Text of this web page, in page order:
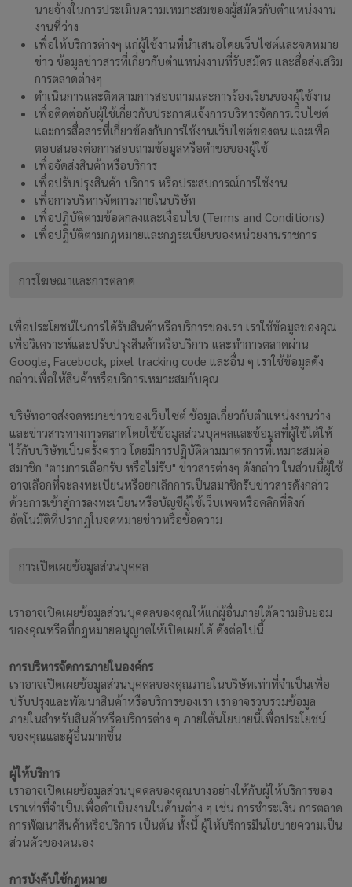
นายจ้างในการประเมินความเหมาะสมของผู้สมัครกับตำแหน่งงาน
งานที่ว่าง
เพื่อให้บริการต่างๆ แก่ผู้ใช้งานที่นำเสนอโดยเว็บไซต์และจดหมาย
ข่าว ข้อมูลข่าวสารที่เกี่ยวกับตำแหน่งงานที่รับสมัคร และสื่อส่งเสริม
การตลาดต่างๆ
ดำเนินการและติดตามการสอบถามและการร้องเรียนของผู้ใช้งาน
เพื่อติดต่อกับผู้ใช้เกี่ยวกับประกาศแจ้งการบริหารจัดการเว็บไซต์
และการสื่อสารที่เกี่ยวข้องกับการใช้งานเว็บไซต์ของตน และเพื่อ
ตอบสนองต่อการสอบถามข้อมูลหรือคำขอของผู้ใช้
เพื่อจัดส่งสินค้าหรือบริการ
เพื่อปรับปรุงสินค้า บริการ หรือประสบการณ์การใช้งาน
เพื่อการบริหารจัดการภายในบริษัท
เพื่อปฏิบัติตามข้อตกลงและเงื่อนไข (Terms and Conditions)
เพื่อปฏิบัติตามกฎหมายและกฎระเบียบของหน่วยงานราชการ
การโฆษณาและการตลาด
เพื่อประโยชน์ในการได้รับสินค้าหรือบริการของเรา เราใช้ข้อมูลของคุณ
เพื่อวิเคราะห์และปรับปรุงสินค้าหรือบริการ และทำการตลาดผ่าน
Google, Facebook, pixel tracking code และอื่น ๆ เราใช้ข้อมูลดัง
กล่าวเพื่อให้สินค้าหรือบริการเหมาะสมกับคุณ
บริษัทอาจส่งจดหมายข่าวของเว็บไซต์ ข้อมูลเกี่ยวกับตำแหน่งงานว่าง
และข่าวสารทางการตลาดโดยใช้ข้อมูลส่วนบุคคลและข้อมูลที่ผู้ใช้ได้ให้
ไว้กับบริษัทเป็นครั้งคราว โดยมีการปฏิบัติตามมาตรการที่เหมาะสมต่อ
สมาชิก "ตามการเลือกรับ หรือไม่รับ" ข่าวสารต่างๆ ดังกล่าว ในส่วนนี้ผู้ใช้
อาจเลือกที่จะลงทะเบียนหรือยกเลิกการเป็นสมาชิกรับข่าวสารดังกล่าว
ด้วยการเข้าสู่การลงทะเบียนหรือบัญชีผู้ใช้เว็บเพจหรือคลิกที่ลิงก์
อัตโนมัติที่ปรากฏในจดหมายข่าวหรือข้อความ
การเปิดเผยข้อมูลส่วนบุคคล
เราอาจเปิดเผยข้อมูลส่วนบุคคลของคุณให้แก่ผู้อื่นภายใต้ความยินยอม
ของคุณหรือที่กฎหมายอนุญาตให้เปิดเผยได้ ดังต่อไปนี้
การบริหารจัดการภายในองค์กร
เราอาจเปิดเผยข้อมูลส่วนบุคคลของคุณภายในบริษัทเท่าที่จำเป็นเพื่อ
ปรับปรุงและพัฒนาสินค้าหรือบริการของเรา เราอาจรวบรวมข้อมูล
ภายในสำหรับสินค้าหรือบริการต่าง ๆ ภายใต้นโยบายนี้เพื่อประโยชน์
ของคุณและผู้อื่นมากขึ้น
ผู้ให้บริการ
เราอาจเปิดเผยข้อมูลส่วนบุคคลของคุณบางอย่างให้กับผู้ให้บริการของ
เราเท่าที่จำเป็นเพื่อดำเนินงานในด้านต่าง ๆ เช่น การชำระเงิน การตลาด
การพัฒนาสินค้าหรือบริการ เป็นต้น ทั้งนี้ ผู้ให้บริการมีนโยบายความเป็น
ส่วนตัวของตนเอง
การบังคับใช้กฎหมาย